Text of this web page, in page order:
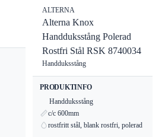
ALTERNA
Alterna Knox
Handduksstång Polerad
Rostfri Stål RSK 8740034
Handduksstång
PRODUKTINFO
Handduksstång
c/c 600mm
rostfritt stål, blank rostfri, polerad